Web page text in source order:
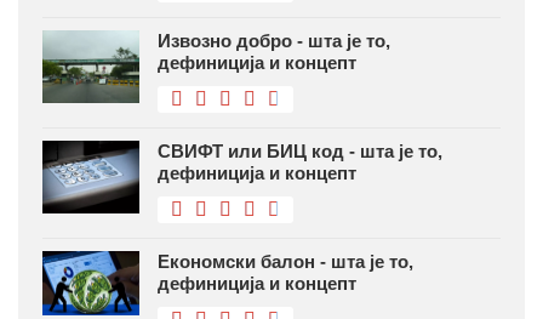
Извозно добро - шта је то,
дефиниција и концепт
СВИФТ или БИЦ код - шта је то,
дефиниција и концепт
Економски балон - шта је то,
дефиниција и концепт